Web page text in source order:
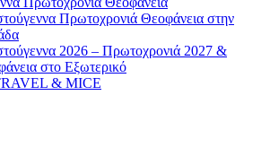
Πρωτοχρονιά Θεοφάνεια στην
2026 – Πρωτοχρονιά 2027 &
στο Εξωτερικό
& MICE